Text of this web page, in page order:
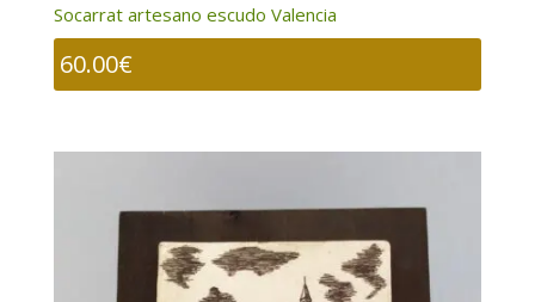
Socarrat artesano escudo Valencia
60.00€